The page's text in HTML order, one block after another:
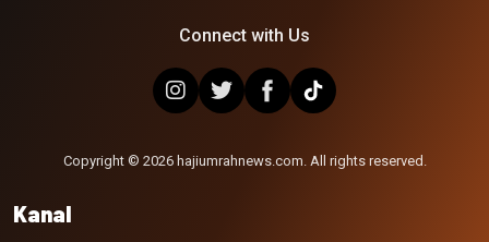
Connect with Us
Copyright © 2026 hajiumrahnews.com. All rights reserved.
Kanal